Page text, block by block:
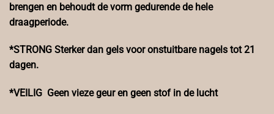
brengen en behoudt de vorm gedurende de hele
draagperiode.
*STRONG Sterker dan gels voor onstuitbare nagels tot 21
dagen.
*VEILIG Geen vieze geur en geen stof in de lucht